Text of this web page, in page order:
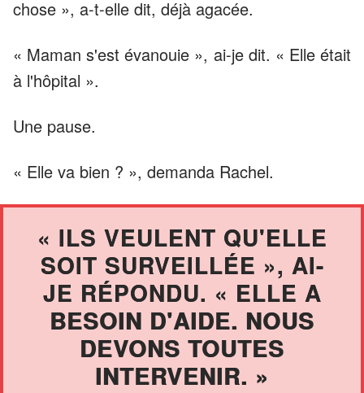
chose », a-t-elle dit, déjà agacée.
« Maman s'est évanouie », ai-je dit. « Elle était
à l'hôpital ».
Une pause.
« Elle va bien ? », demanda Rachel.
« ILS VEULENT QU'ELLE
SOIT SURVEILLÉE », AI-
JE RÉPONDU. « ELLE A
BESOIN D'AIDE. NOUS
DEVONS TOUTES
INTERVENIR. »